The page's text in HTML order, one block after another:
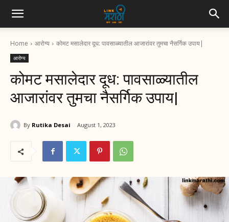
Home आरोग्य कोमट मसालेदार दूध: पावसाळ्यातील आजारांवर तुमचा नैसर्गिक उपाय|
आरोग्य
कोमट मसालेदार दूध: पावसाळ्यातील
आजारांवर तुमचा नैसर्गिक उपाय|
By Rutika Desai August 1, 2023